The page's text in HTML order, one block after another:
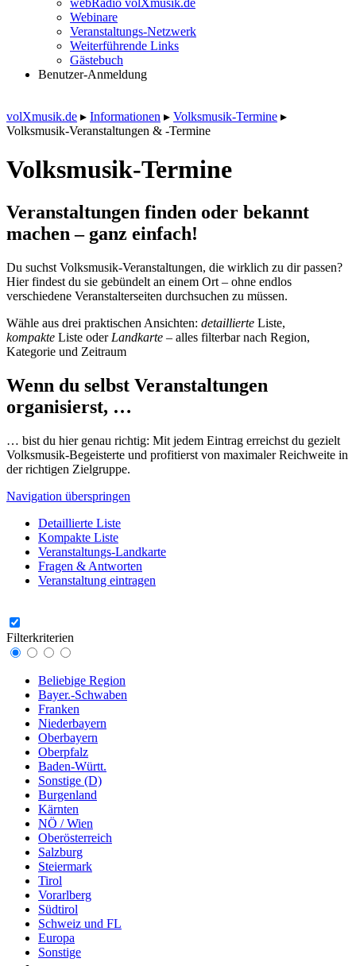
webRadio volXmusik.de
Webinare
Veranstaltungs-Netzwerk
Weiterführende Links
Gästebuch
Benutzer-Anmeldung
volXmusik.de ▸ Informationen ▸ Volksmusik-Termine ▸
Volksmusik-Veranstaltungen & -Termine
Volksmusik-Termine
Veranstaltungen finden oder bekannt
machen – ganz einfach!
Du suchst Volksmusik-Veranstaltungen, die wirklich zu dir passen?
Hier findest du sie gebündelt an einem Ort – ohne endlos
verschiedene Veranstalterseiten durchsuchen zu müssen.
Wähle aus drei praktischen Ansichten: detaillierte Liste,
kompakte Liste oder Landkarte – alles filterbar nach Region,
Kategorie und Zeitraum
Wenn du selbst Veranstaltungen
organisierst, …
… bist du hier genau richtig: Mit jedem Eintrag erreichst du gezielt
Volksmusik-Begeisterte und profitierst von maximaler Reichweite in
der richtigen Zielgruppe.
Navigation überspringen
Detaillierte Liste
Kompakte Liste
Veranstaltungs-Landkarte
Fragen & Antworten
Veranstaltung eintragen
Filterkriterien
Beliebige Region
Bayer.-Schwaben
Franken
Niederbayern
Oberbayern
Oberpfalz
Baden-Württ.
Sonstige (D)
Burgenland
Kärnten
NÖ / Wien
Oberösterreich
Salzburg
Steiermark
Tirol
Vorarlberg
Südtirol
Schweiz und FL
Europa
Sonstige